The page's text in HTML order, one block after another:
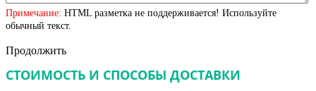
Примечание: HTML разметка не поддерживается! Используйте
обычный текст.
Продолжить
СТОИМОСТЬ И СПОСОБЫ ДОСТАВКИ